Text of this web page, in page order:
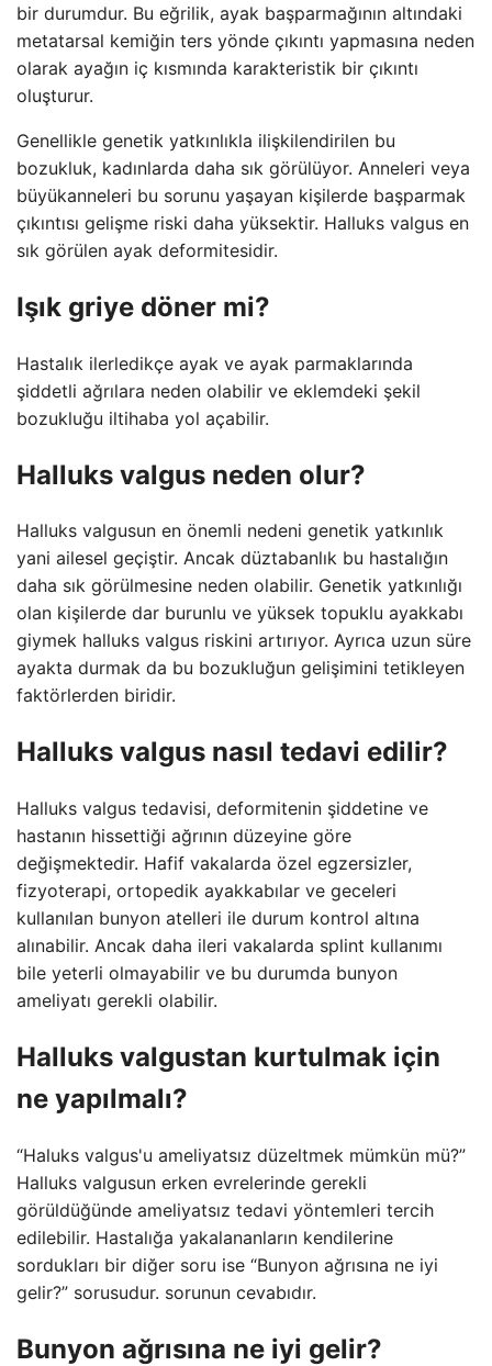
bir durumdur. Bu eğrilik, ayak başparmağının altındaki
metatarsal kemiğin ters yönde çıkıntı yapmasına neden
olarak ayağın iç kısmında karakteristik bir çıkıntı
oluşturur.
Genellikle genetik yatkınlıkla ilişkilendirilen bu
bozukluk, kadınlarda daha sık görülüyor. Anneleri veya
büyükanneleri bu sorunu yaşayan kişilerde başparmak
çıkıntısı gelişme riski daha yüksektir. Halluks valgus en
sık görülen ayak deformitesidir.
Işık griye döner mi?
Hastalık ilerledikçe ayak ve ayak parmaklarında
şiddetli ağrılara neden olabilir ve eklemdeki şekil
bozukluğu iltihaba yol açabilir.
Halluks valgus neden olur?
Halluks valgusun en önemli nedeni genetik yatkınlık
yani ailesel geçiştir. Ancak düztabanlık bu hastalığın
daha sık görülmesine neden olabilir. Genetik yatkınlığı
olan kişilerde dar burunlu ve yüksek topuklu ayakkabı
giymek halluks valgus riskini artırıyor. Ayrıca uzun süre
ayakta durmak da bu bozukluğun gelişimini tetikleyen
faktörlerden biridir.
Halluks valgus nasıl tedavi edilir?
Halluks valgus tedavisi, deformitenin şiddetine ve
hastanın hissettiği ağrının düzeyine göre
değişmektedir. Hafif vakalarda özel egzersizler,
fizyoterapi, ortopedik ayakkabılar ve geceleri
kullanılan bunyon atelleri ile durum kontrol altına
alınabilir. Ancak daha ileri vakalarda splint kullanımı
bile yeterli olmayabilir ve bu durumda bunyon
ameliyatı gerekli olabilir.
Halluks valgustan kurtulmak için
ne yapılmalı?
“Haluks valgus'u ameliyatsız düzeltmek mümkün mü?”
Halluks valgusun erken evrelerinde gerekli
görüldüğünde ameliyatsız tedavi yöntemleri tercih
edilebilir. Hastalığa yakalananların kendilerine
sordukları bir diğer soru ise “Bunyon ağrısına ne iyi
gelir?” sorusudur. sorunun cevabıdır.
Bunyon ağrısına ne iyi gelir?